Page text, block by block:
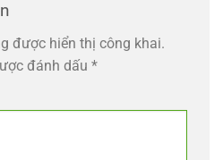
được hiển thị công khai.
đánh dấu *